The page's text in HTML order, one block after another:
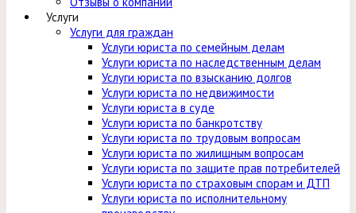
Услуги
Услуги для граждан
Услуги юриста по семейным делам
Услуги юриста по наследственным делам
Услуги юриста по взысканию долгов
Услуги юриста по недвижимости
Услуги юриста в суде
Услуги юриста по банкротству
Услуги юриста по трудовым вопросам
Услуги юриста по жилищным вопросам
Услуги юриста по защите прав потребителей
Услуги юриста по страховым спорам и ДТП
Услуги юриста по исполнительному